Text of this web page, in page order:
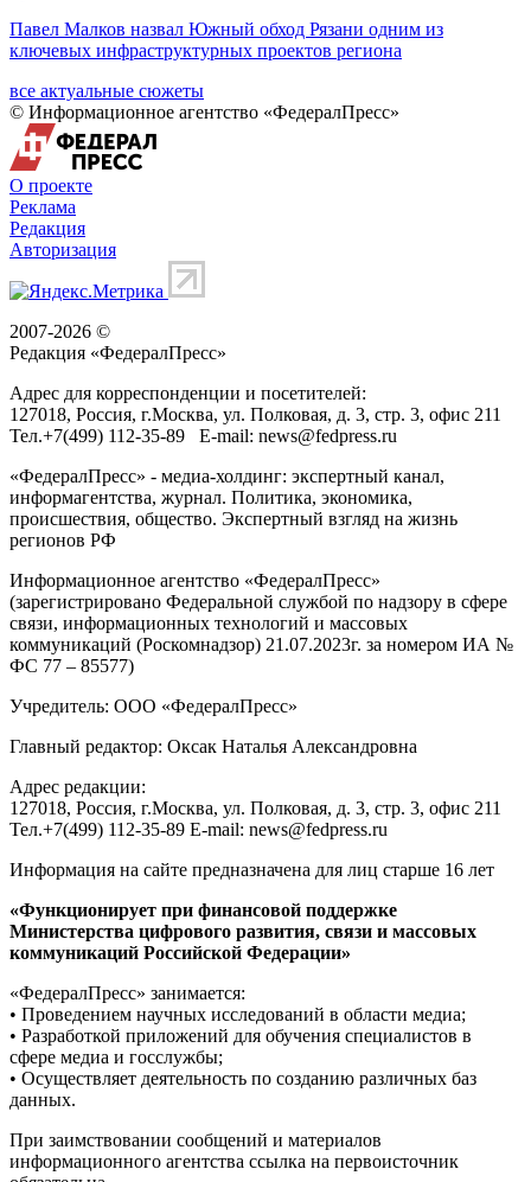
Павел Малков назвал Южный обход Рязани одним из
ключевых инфраструктурных проектов региона
все актуальные сюжеты
© Информационное агентство «ФедералПресс»
О проекте
Реклама
Редакция
Авторизация
2007-2026 ©
Редакция «ФедералПресс»
Адрес для корреспонденции и посетителей:
127018, Россия, г.Москва, ул. Полковая, д. 3, стр. 3, офис 211
Тел.+7(499) 112-35-89 E-mail: news@fedpress.ru
«ФедералПресс» - медиа-холдинг: экспертный канал,
информагентства, журнал. Политика, экономика,
происшествия, общество. Экспертный взгляд на жизнь
регионов РФ
Информационное агентство «ФедералПресс»
(зарегистрировано Федеральной службой по надзору в сфере
связи, информационных технологий и массовых
коммуникаций (Роскомнадзор) 21.07.2023г. за номером ИА №
ФС 77 – 85577)
Учредитель: ООО «ФедералПресс»
Главный редактор: Оксак Наталья Александровна
Адрес редакции:
127018, Россия, г.Москва, ул. Полковая, д. 3, стр. 3, офис 211
Тел.+7(499) 112-35-89 E-mail: news@fedpress.ru
Информация на сайте предназначена для лиц старше 16 лет
«Функционирует при финансовой поддержке
Министерства цифрового развития, связи и массовых
коммуникаций Российской Федерации»
«ФедералПресс» занимается:
• Проведением научных исследований в области медиа;
• Разработкой приложений для обучения специалистов в
сфере медиа и госслужбы;
• Осуществляет деятельность по созданию различных баз
данных.
При заимствовании сообщений и материалов
информационного агентства ссылка на первоисточник